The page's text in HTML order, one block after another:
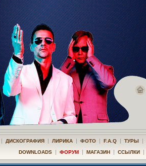
| ДИСКОГРАФИЯ | ЛИРИКА | ФОТО | F.A.Q | ТУРЫ |
DOWNLOADS | ФОРУМ | МАГАЗИН | ССЫЛКИ |